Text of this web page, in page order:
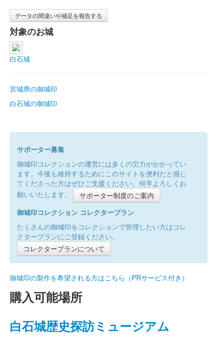
データの間違いや補足を報告する
対象のお城
白石城
宮城県の御城印
白石城の御城印
サポーター募集
御城印コレクションの運営には多くの労力がかかってい
ます。今後も維持するためにこのサイトを便利だと感じ
てくださった方はぜひご支援ください。何卒よろしくお
願いいたします。
サポーター制度のご案内
御城印コレクション コレクタープラン
たくさんの御城印をコレクションで管理したい方はコレ
クタープランにご登録ください。
コレクタープランについて
御城印の製作を希望される方はこちら（PRサービス付き）
購入可能場所
白石城歴史探訪ミュージアム